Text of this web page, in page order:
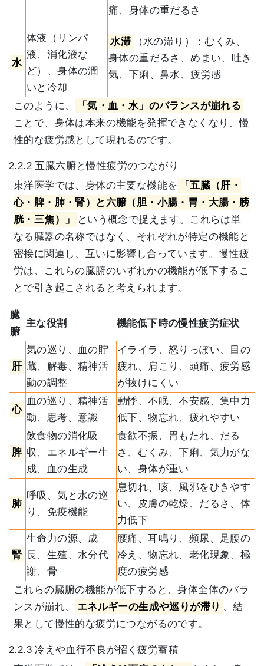
痛、身体の重だるさ
水
体液（リンパ
液、消化液な
ど）、身体の潤
いと冷却
水滞
（水の滞り）：むくみ、
身体の重だるさ、めまい、吐き
気、下痢、鼻水、疲労感
このように、
「気・血・水」のバランスが崩れる
ことで、身体は本来の機能を発揮できなくなり、慢
性的な疲労感として現れるのです。
2.2.2 五臓六腑と慢性疲労のつながり
東洋医学では、身体の主要な機能を
「五臓（肝・
心・脾・肺・腎）と六腑（胆・小腸・胃・大腸・膀
胱・三焦）」
という概念で捉えます。これらは単
なる臓器の名称ではなく、それぞれが特定の機能と
密接に関連し、互いに影響し合っています。慢性疲
労は、これらの臓腑のいずれかの機能が低下するこ
とで引き起こされると考えられます。
臓
腑
主な役割 機能低下時の慢性疲労症状
肝
気の巡り、血の貯
蔵、解毒、精神活
動の調整
イライラ、怒りっぽい、目の
疲れ、肩こり、頭痛、疲労感
が抜けにくい
心
血の巡り、精神活
動、思考、意識
動悸、不眠、不安感、集中力
低下、物忘れ、疲れやすい
脾
飲食物の消化吸
収、エネルギー生
成、血の生成
食欲不振、胃もたれ、だる
さ、むくみ、下痢、気力がな
い、身体が重い
肺
呼吸、気と水の巡
り、免疫機能
息切れ、咳、風邪をひきやす
い、皮膚の乾燥、だるさ、体
力低下
腎
生命力の源、成
長、生殖、水分代
謝、骨
腰痛、耳鳴り、頻尿、足腰の
冷え、物忘れ、老化現象、極
度の疲労感
これらの臓腑の機能が低下すると、身体全体のバラ
ンスが崩れ、
エネルギーの生成や巡りが滞り 、結
果として慢性的な疲労につながるのです。
2.2.3 冷えや血行不良が招く疲労蓄積